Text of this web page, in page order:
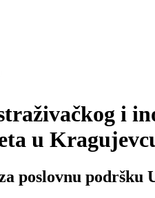
i
u
poslovnu podršku